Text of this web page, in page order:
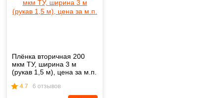
Плёнка вторичная 200
мкм ТУ, ширина 3 м
(рукав 1,5 м), цена за м.п.
4.7 6 отзывов